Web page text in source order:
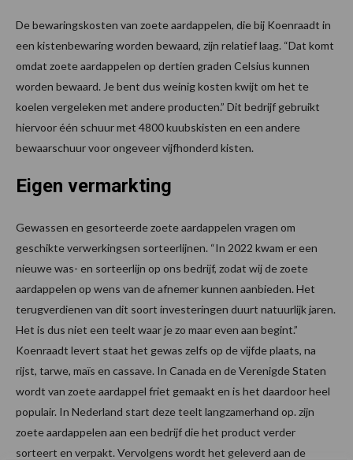
De bewaringskosten van zoete aardappelen, die bij Koenraadt in
een kistenbewaring worden bewaard, zijn relatief laag. “Dat komt
omdat zoete aardappelen op dertien graden Celsius kunnen
worden bewaard. Je bent dus weinig kosten kwijt om het te
koelen vergeleken met andere producten.” Dit bedrijf gebruikt
hiervoor één schuur met 4800 kuubskisten en een andere
bewaarschuur voor ongeveer vijfhonderd kisten.
Eigen vermarkting
Gewassen en gesorteerde zoete aardappelen vragen om
geschikte verwerkingsen sorteerlijnen. “In 2022 kwam er een
nieuwe was- en sorteerlijn op ons bedrijf, zodat wij de zoete
aardappelen op wens van de afnemer kunnen aanbieden. Het
terugverdienen van dit soort investeringen duurt natuurlijk jaren.
Het is dus niet een teelt waar je zo maar even aan begint.”
Koenraadt levert staat het gewas zelfs op de vijfde plaats, na
rijst, tarwe, maïs en cassave. In Canada en de Verenigde Staten
wordt van zoete aardappel friet gemaakt en is het daardoor heel
populair. In Nederland start deze teelt langzamerhand op. zijn
zoete aardappelen aan een bedrijf die het product verder
sorteert en verpakt. Vervolgens wordt het geleverd aan de